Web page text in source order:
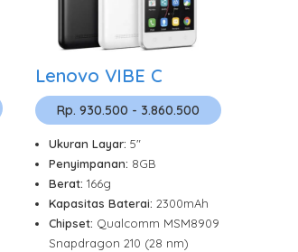
Lenovo VIBE C
Rp. 930.500 - 3.860.500
Ukuran Layar: 5"
Penyimpanan: 8GB
Berat: 166g
Kapasitas Baterai: 2300mAh
Chipset: Qualcomm MSM8909
Snapdragon 210 (28 nm)